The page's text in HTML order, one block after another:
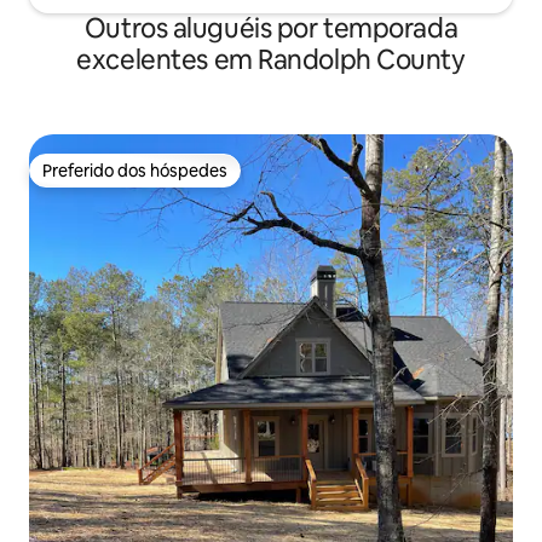
Outros aluguéis por temporada
excelentes em Randolph County
Preferido dos hóspedes
Preferido dos hóspedes